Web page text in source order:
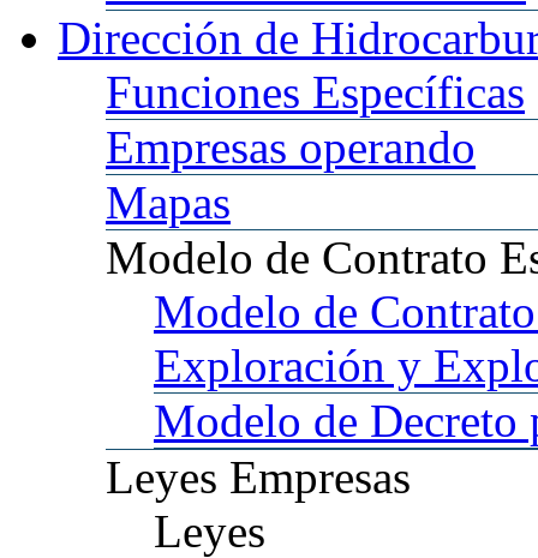
Dirección de
Funciones Específicas
Empresas operando
Mapas
Modelo de Contrato
Modelo de
Exploración y
Modelo de Decreto
Leyes Empresas
Leyes